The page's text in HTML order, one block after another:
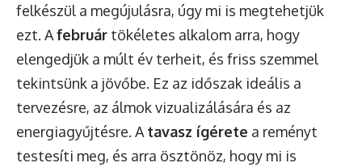
felkészül a megújulásra, úgy mi is megtehetjük
ezt. Afebruár tökéletes alkalom arra, hogy
elengedjük a múlt év terheit, és friss szemmel
tekintsünk a jövőbe. Ez az időszak ideális a
tervezésre, az álmok vizualizálására és az
energiagyűjtésre. A tavasz ígérete a reményt
testesíti meg, és arra ösztönöz, hogy mi is